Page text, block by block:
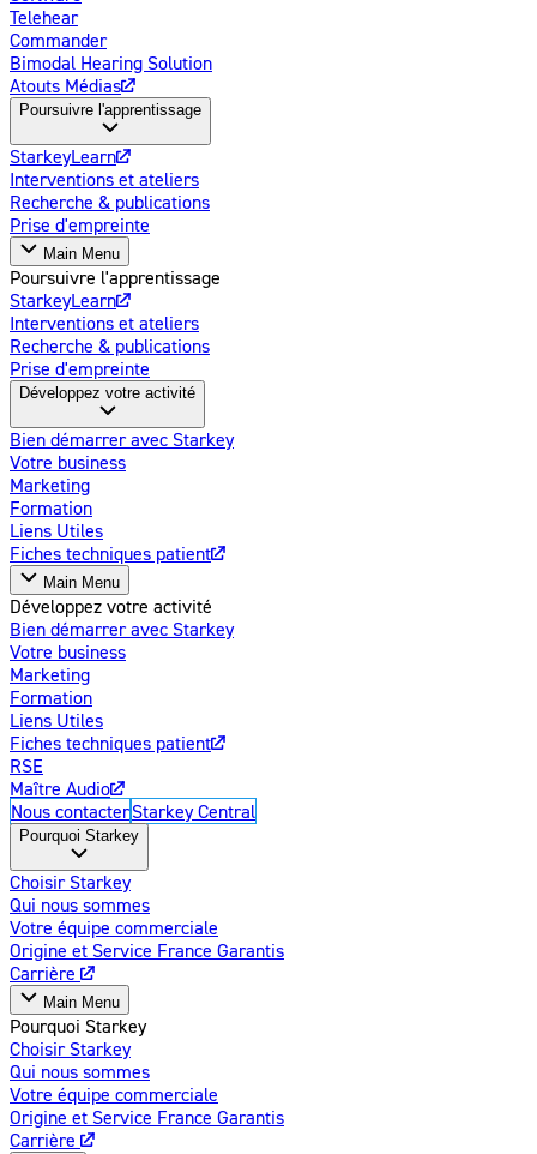
Telehear
Commander
Bimodal Hearing Solution
Atouts Médias
Poursuivre l'apprentissage
StarkeyLearn
Interventions et ateliers
Recherche & publications
Prise d'empreinte
Main Menu
Poursuivre l'apprentissage
StarkeyLearn
Interventions et ateliers
Recherche & publications
Prise d'empreinte
Développez votre activité
Bien démarrer avec Starkey
Votre business
Marketing
Formation
Liens Utiles
Fiches techniques patient
Main Menu
Développez votre activité
Bien démarrer avec Starkey
Votre business
Marketing
Formation
Liens Utiles
Fiches techniques patient
RSE
Maître Audio
Nous contacterStarkey Central
Pourquoi Starkey
Choisir Starkey
Qui nous sommes
Votre équipe commerciale
Origine et Service France Garantis
Carrière
Main Menu
Pourquoi Starkey
Choisir Starkey
Qui nous sommes
Votre équipe commerciale
Origine et Service France Garantis
Carrière